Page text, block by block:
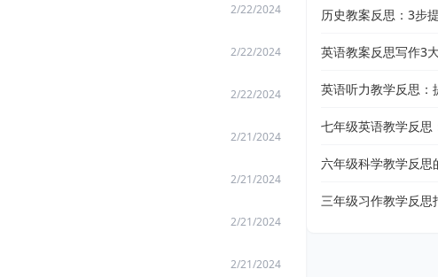
2/22/2024
2/22/2024
2/22/2024
2/21/2024
2/21/2024
2/21/2024
2/21/2024
历史教案反思：3步
英语教案反思写作3
英语听力教学反思：
七年级英语教学反思
六年级科学教学反思
三年级习作教学反思